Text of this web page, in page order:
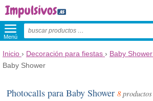
Menú
Inicio › Decoración para fiestas › Baby Shower
Baby Shower
Photocalls para Baby Shower8 productos